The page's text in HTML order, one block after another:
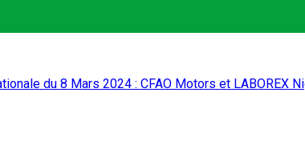
du 8 Mars 2024 : CFAO Motors et